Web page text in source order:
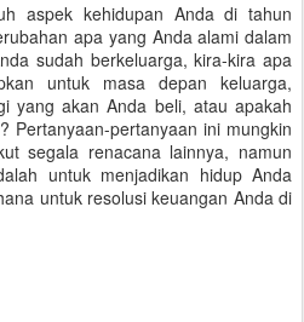
aspek kehidupan Anda di tahun
apa yang Anda alami dalam
sudah berkeluarga, kira-kira apa
untuk masa depan keluarga,
yang akan Anda beli, atau apakah
Pertanyaan-pertanyaan ini mungkin
segala renacana lainnya, namun
untuk menjadikan hidup Anda
untuk resolusi keuangan Anda di